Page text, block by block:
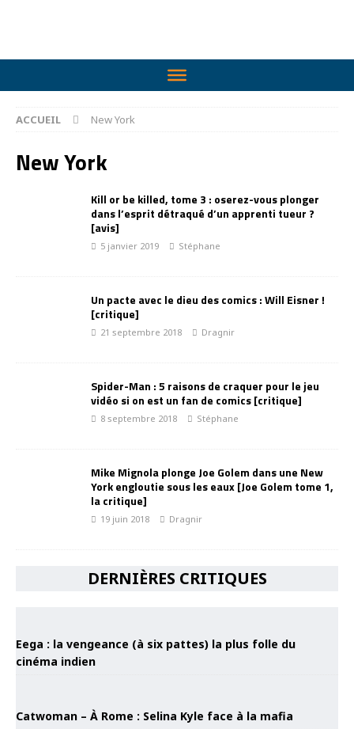
ACCUEIL New York
New York
Kill or be killed, tome 3 : oserez-vous plonger
dans l’esprit détraqué d’un apprenti tueur ?
[avis]
5 janvier 2019 Stéphane
Un pacte avec le dieu des comics : Will Eisner !
[critique]
21 septembre 2018 Dragnir
Spider-Man : 5 raisons de craquer pour le jeu
vidéo si on est un fan de comics [critique]
8 septembre 2018 Stéphane
Mike Mignola plonge Joe Golem dans une New
York engloutie sous les eaux [Joe Golem tome 1,
la critique]
19 juin 2018 Dragnir
DERNIÈRES CRITIQUES
Eega : la vengeance (à six pattes) la plus folle du
cinéma indien
Catwoman – À Rome : Selina Kyle face à la mafia